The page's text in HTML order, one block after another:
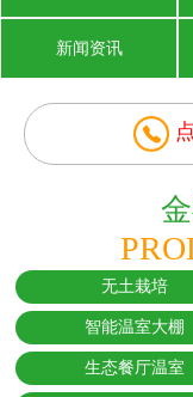
新闻资讯
无土栽培
智能温室大棚
生态餐厅温室